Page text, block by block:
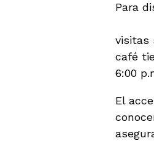
Para
visitas
café
6:00
El